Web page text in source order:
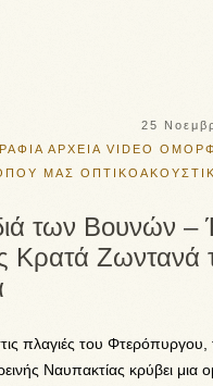
25
ΑΡΧΕΙΑ VIDEO
ΜΑΣ
των Βουνών –
Κρατά Ζωντανά
πλαγιές του Φτερόπυργου,
Ναυπακτίας κρύβει μια